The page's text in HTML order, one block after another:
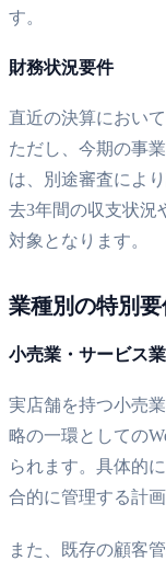
す。
財務状況要件
直近の決算におい
ただし、今期の事
は、別途審査によ
去3年間の収支状況
対象となります。
業種別の特別要
小売業・サービス
実店舗を持つ小売
略の一環としての
られます。具体的
合的に管理する計
また、既存の顧客